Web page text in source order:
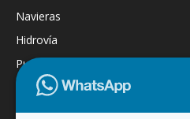
Navieras
Hidrovía
Puertos
Economía
Nacionales